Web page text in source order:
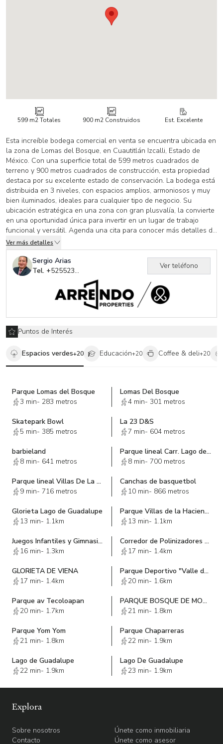
599 m2Totales 900 m2Construidos Est. Excelente
Esta increíble bodega comercial en venta se encuentra ubicada en
la zona de Lomas del Bosque, en Cuautitlán Izcalli, Estado de
México. Con una superficie total de 599 metros cuadrados de
terreno y 900 metros cuadrados de construcción, esta propiedad
destaca por su excelente estado de conservación. La bodega está
distribuida en 3 niveles, con espacios amplios, armoniosos y muy
bien iluminados, ideales para cualquier tipo de negocio. Su
ubicación estratégica en una zona con gran plusvalía, la convierte
en una oportunidad única para invertir en un lugar de trabajo
funcional y versátil. Agenda una cita para conocer más detalles de
esta propiedad en venta. ¡Somos Arrendo Industrial, expertos en el
sector inmobiliario comercial e industrial en México!
Ver más detalles
Sergio Arias
Tel. +525523850583
Ver teléfono
Puntos de Interés
Espacios verdes+20 Educación+20 Coffee & deli+20
Parque Lomas del Bosque
3 min- 283 metros
Lomas Del Bosque
4 min- 301 metros
Skatepark Bowl
5 min- 385 metros
La 23 D&S
7 min- 604 metros
barbieland
8 min- 641 metros
Parque lineal Carr. Lago de Guadalupe y Blvd. S.O.P.
8 min- 700 metros
Parque lineal Villas De La Hacienda
9 min- 716 metros
Canchas de basquetbol
10 min- 866 metros
Glorieta Lago de Guadalupe
13 min- 1.1km
Parque Villas de la Hacienda
13 min- 1.1km
Juegos Infantiles y Gimnasio San Juan Bautista
16 min- 1.3km
Corredor de Polinizadores Presa Guadalupe
17 min- 1.4km
GLORIETA DE VIENA
17 min- 1.4km
Parque Deportivo "Valle de las Flores"
20 min- 1.6km
Parque av Tecoloapan
20 min- 1.7km
PARQUE BOSQUE DE MORELOS
21 min- 1.8km
Parque Yom Yom
21 min- 1.8km
Parque Chaparreras
22 min- 1.9km
Lago de Guadalupe
22 min- 1.9km
Lago De Guadalupe
23 min- 1.9km
Explora
Sobre nosotros
Contacto
Únete como inmobiliaria
Únete como asesor